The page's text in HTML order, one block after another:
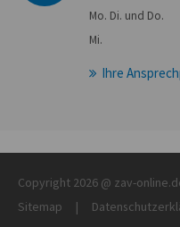
Mo. Di. und Do.
Mi.
Ihre
Copyright 2026 @ zav-
Sitemap
|